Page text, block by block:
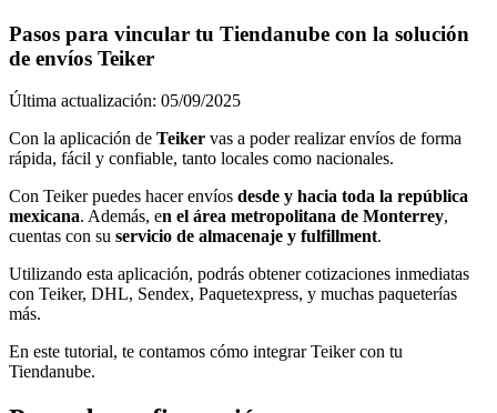
Pasos para vincular tu Tiendanube con la solución
de envíos Teiker
Última actualización: 05/09/2025
Con la aplicación de Teiker vas a poder realizar envíos de forma
rápida, fácil y confiable, tanto locales como nacionales.
Con Teiker puedes hacer envíos desde y hacia toda la república
mexicana. Además, en el área metropolitana de Monterrey,
cuentas con su servicio de almacenaje y fulfillment.
Utilizando esta aplicación, podrás obtener cotizaciones inmediatas
con Teiker, DHL, Sendex, Paquetexpress, y muchas paqueterías
más.
En este tutorial, te contamos cómo integrar Teiker con tu
Tiendanube.